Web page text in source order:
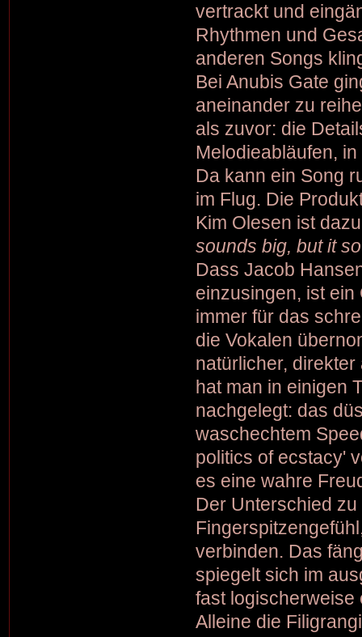
vertrackt und
Rhythmen und
anderen Songs
Bei Anubis Gate
aneinander zu
als zuvor: die
Melodieabläufen,
Da kann ein Song
im Flug. Die
Kim Olesen ist
sounds big, but it
Dass Jacob
einzusingen, ist
immer für das
die Vokalen
natürlicher,
hat man in einigen
nachgelegt: das
waschechtem
politics of ecstacy'
es eine wahre
Der Unterschied
verbinden. Das
spiegelt sich im
fast logischerweise
Alleine die